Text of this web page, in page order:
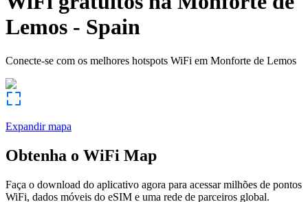
Lemos - Spain
Conecte-se com os melhores hotspots WiFi em Monforte de Lemos
Expandir mapa
Obtenha o WiFi Map
Faça o download do aplicativo agora para acessar milhões de pontos
WiFi, dados móveis do eSIM e uma rede de parceiros global.